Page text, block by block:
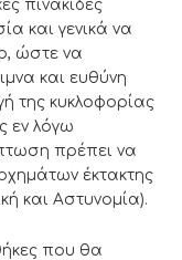
πινακίδες
και γενικά να
ώστε να
και ευθύνη
της κυκλοφορίας
εν λόγω
πρέπει να
έκτακτης
και Αστυνομία).
που θα